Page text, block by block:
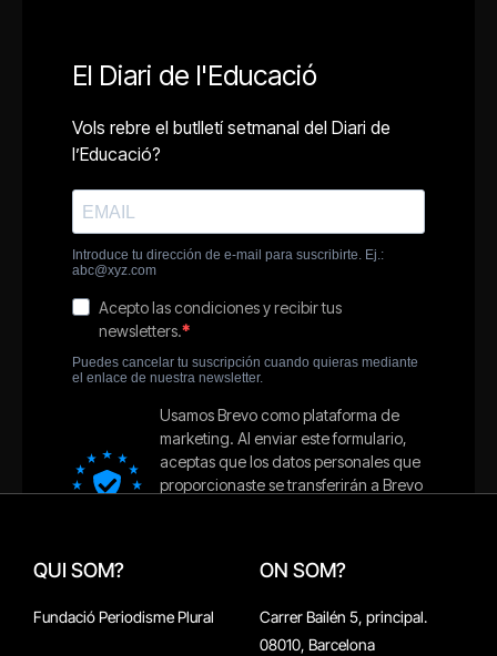
QUI SOM?
Fundació Periodisme Plural
ON SOM?
Carrer Bailén 5, principal.
08010, Barcelona